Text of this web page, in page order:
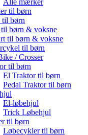
til børn
børn
børn & voksne
til børn & voksne
til børn
/ Crosser
til børn
El Traktor til børn
Pedal Traktor til børn
El-løbehjul
Trick Løbehjul
til børn
Løbecykler til børn